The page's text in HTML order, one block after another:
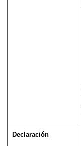
Declaración